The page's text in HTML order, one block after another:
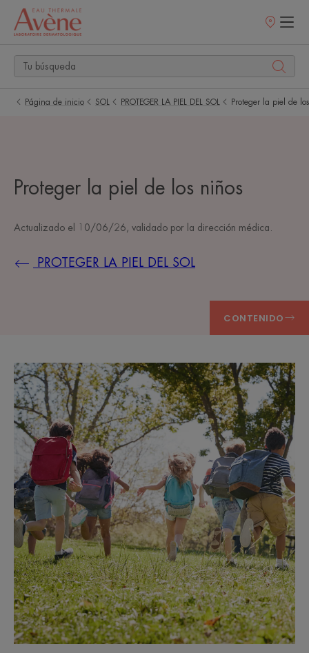
Puntos
Página de inicio SOL PROTEGER LA PIEL DEL SOL Proteger la piel de
Proteger la piel de los niños
Actualizado el 10/06/26 , validado por la dirección médica
PROTEGER LA PIEL DEL SOL
CONTENIDO